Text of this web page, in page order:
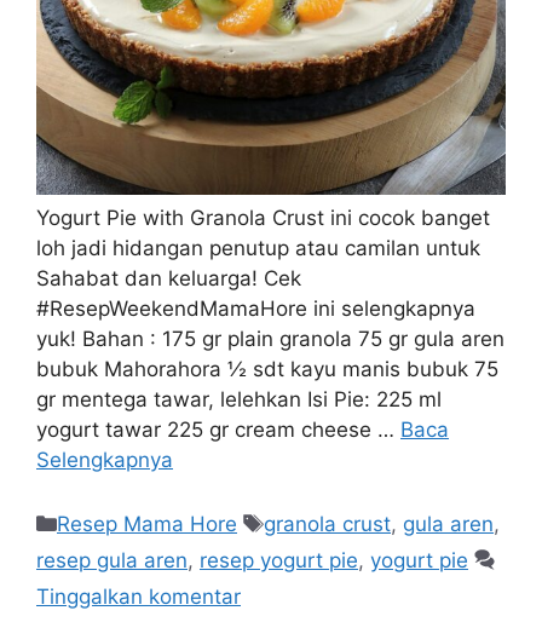
Yogurt Pie with Granola Crust ini cocok banget
loh jadi hidangan penutup atau camilan untuk
Sahabat dan keluarga! Cek
#ResepWeekendMamaHore ini selengkapnya
yuk! Bahan : 175 gr plain granola 75 gr gula aren
bubuk Mahorahora ½ sdt kayu manis bubuk 75
gr mentega tawar, lelehkan Isi Pie: 225 ml
yogurt tawar 225 gr cream cheese … Baca
Selengkapnya
Resep Mama Hore granola crust, gula aren,
resep gula aren, resep yogurt pie, yogurt pie
Tinggalkan komentar